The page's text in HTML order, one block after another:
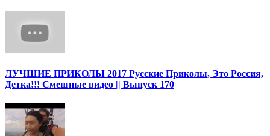
ЛУЧШИЕ ПРИКОЛЫ 2017 Русские Приколы, Это Россия,
Детка!!! Смешные видео || Выпуск 170